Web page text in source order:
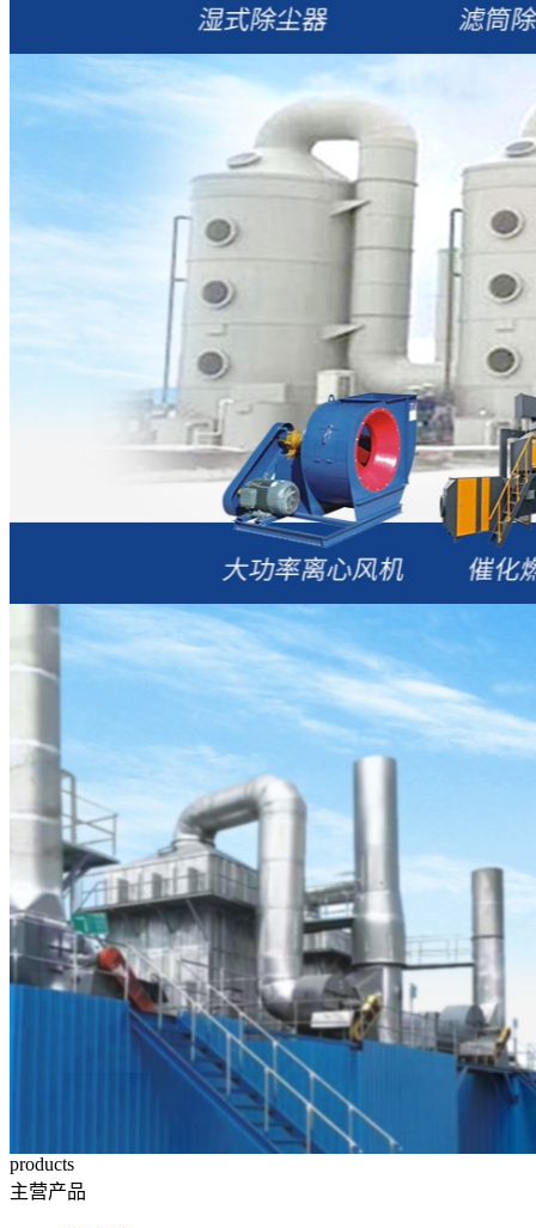
products
主营产品